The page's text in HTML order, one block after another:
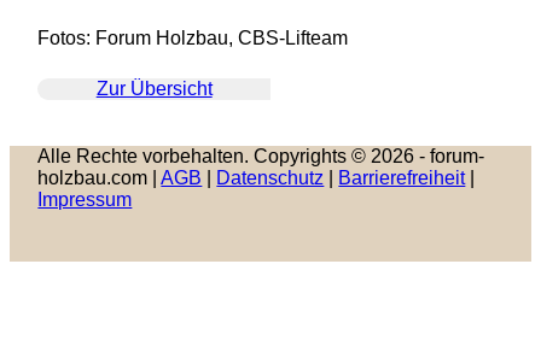
Fotos: Forum Holzbau, CBS-Lifteam
Zur Übersicht
Alle Rechte vorbehalten. Copyrights © 2026 - forum-
holzbau.com |AGB Datenschutz Barrierefreiheit|
Impressum